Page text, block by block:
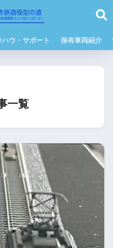
ハウ・サポート 保有車両紹介
一覧